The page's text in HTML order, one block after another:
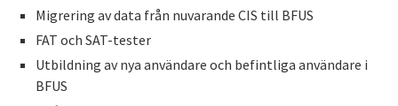
Migrering av data från nuvarande CIS till BFUS
FAT och SAT-tester
Utbildning av nya användare och befintliga användare i
BFUS